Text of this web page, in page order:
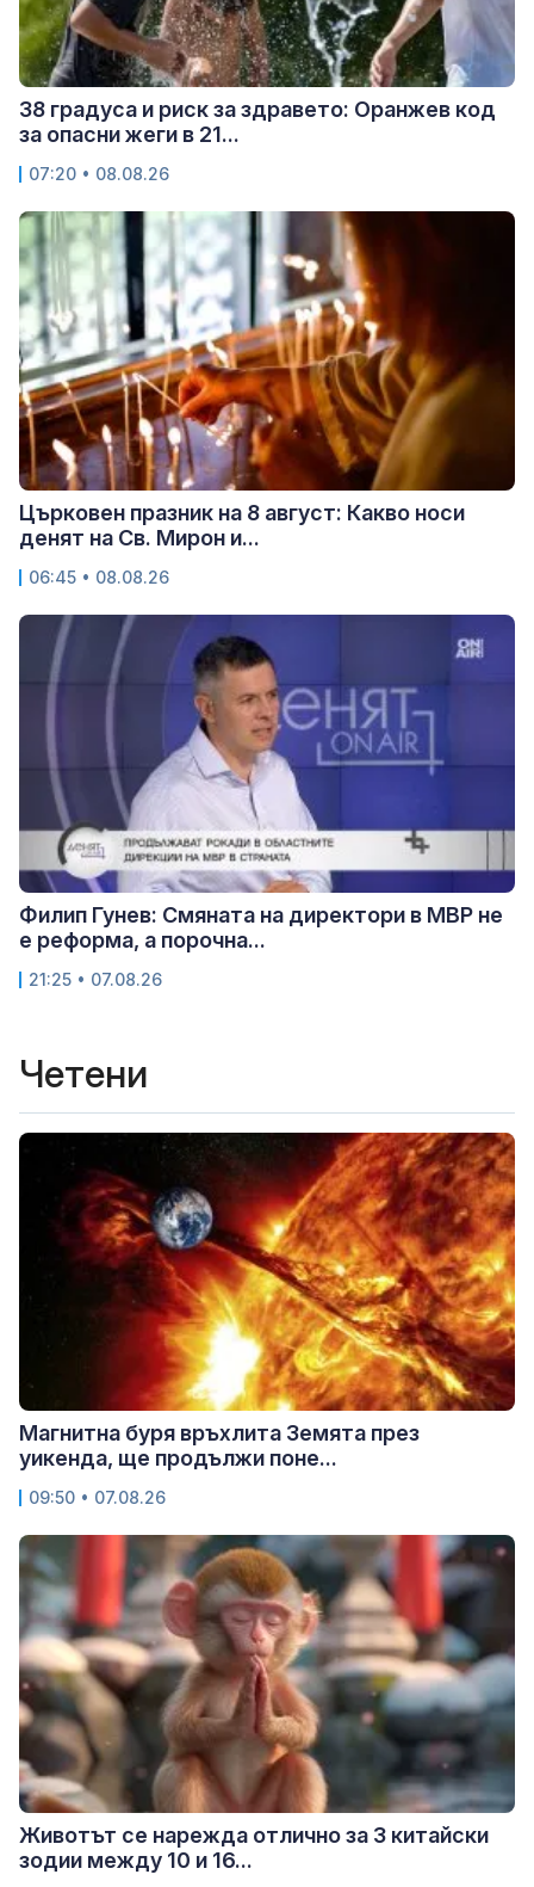
38 градуса и риск за здравето: Оранжев код
за опасни жеги в 21...
07:20 • 08.08.26
Църковен празник на 8 август: Какво носи
денят на Св. Мирон и...
06:45 • 08.08.26
Филип Гунев: Смяната на директори в МВР не
е реформа, а порочна...
21:25 • 07.08.26
Четени
Магнитна буря връхлита Земята през
уикенда, ще продължи поне...
09:50 • 07.08.26
Животът се нарежда отлично за 3 китайски
зодии между 10 и 16...